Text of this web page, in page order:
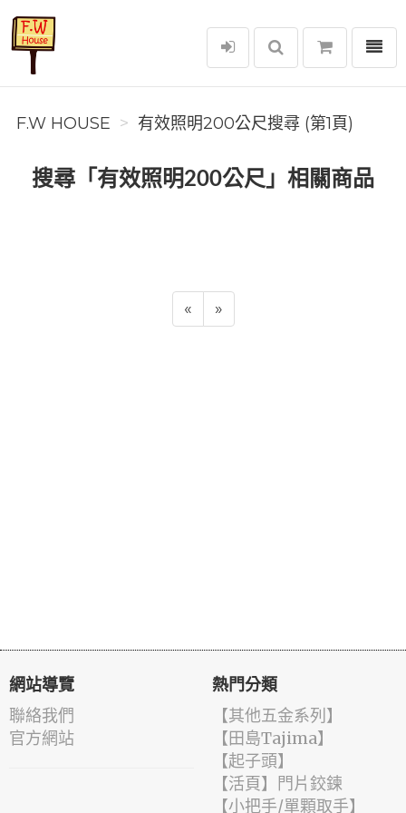
F.W House
選單
F.W HOUSE 有效照明200公尺搜尋 (第1頁)
搜尋「有效照明200公尺」相關商品
« »
網站導覽
聯絡我們
官方網站
熱門分類
【其他五金系列】
【田島Tajima】
【起子頭】
【活頁】門片鉸鍊
【小把手/單顆取手】